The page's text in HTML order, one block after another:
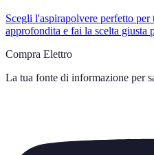
Scegli l'aspirapolvere perfetto per
approfondita e fai la scelta giusta
Compra Elettro
La tua fonte di informazione per